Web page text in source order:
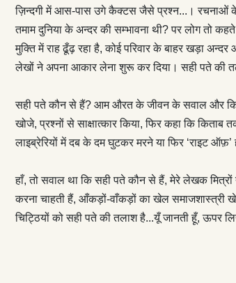
ज़िन्दगी में आस-पास उगे कैक्टस जैसे प्रश्न...। रचनाओं के
तमाम दुनिया के अन्दर की सम्भावना थी? पर लोग तो
मुक्ति में राह ढूँढ़ रहा है, कोई परिवार के बाहर खड़ा
लेखों ने अपना आकार लेना शुरू कर दिया। सही पते की
सही पते कौन से हैं? आम औरत के जीवन के सवाल और
खोजे, प्रश्नों से साक्षात्कार किया, फिर कहा कि
लाइब्रेरियों में दब के दम घुटकर मरने या फिर ‘राइट
हाँ, तो सवाल था कि सही पते कौन से हैं, मेरे लेखक मित्रों ने
करना चाहती हैं, आँकड़ों-वाँकड़ों का खेल समाजशास्त्री
चिट्ठियों को सही पते की तलाश है...यूँ जानती हूँ, ऊपर